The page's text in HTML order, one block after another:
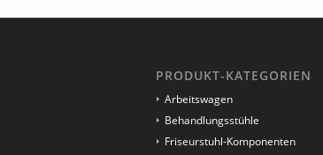
PRODUKT-KATEGORIEN
Arbeitswagen
Behandlungsstühle
Friseurstuhl-Komponenten